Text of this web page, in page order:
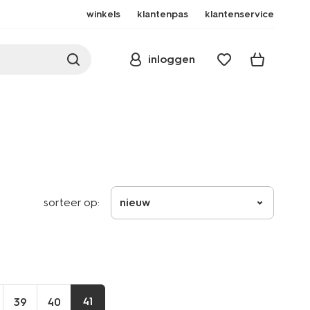
winkels klantenpas klantenservice
inloggen
sorteer op: nieuw
39 40 41